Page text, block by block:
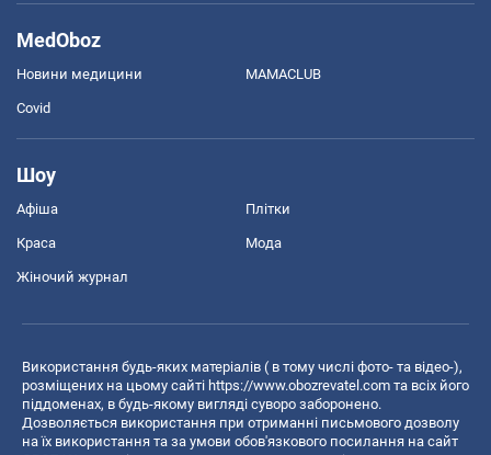
MedOboz
Новини медицини MAMACLUB
Covid
Шоу
Афіша Плітки
Краса Мода
Жіночий журнал
Використання будь-яких матеріалів ( в тому числі фото- та відео-),
розміщених на цьому сайті https://www.obozrevatel.com та всіх його
піддоменах, в будь-якому вигляді суворо заборонено.
Дозволяється використання при отриманні письмового дозволу
на їх використання та за умови обов'язкового посилання на сайт